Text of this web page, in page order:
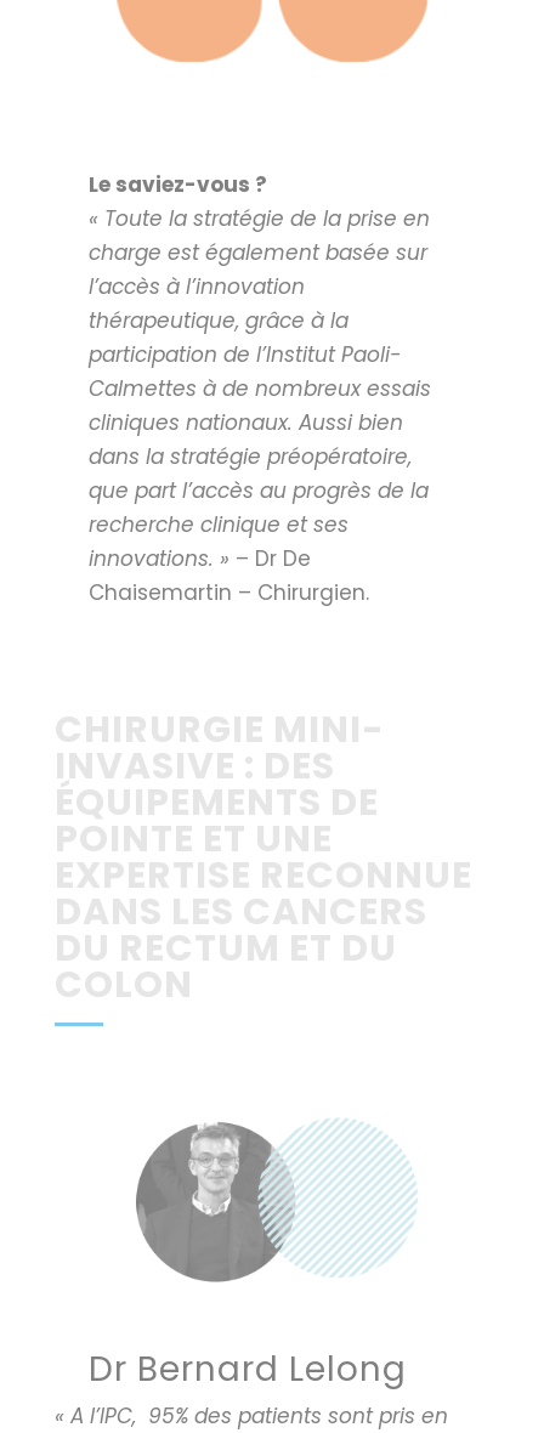
Le saviez-vous ?
« Toute la stratégie de la prise en
charge est également basée sur
l’accès à l’innovation
thérapeutique, grâce à la
participation de l’Institut Paoli-
Calmettes à de nombreux essais
cliniques nationaux. Aussi bien
dans la stratégie préopératoire,
que part l’accès au progrès de la
recherche clinique et ses
innovations. » – Dr De
Chaisemartin – Chirurgien.
CHIRURGIE MINI-
INVASIVE : DES
ÉQUIPEMENTS DE
POINTE ET UNE
EXPERTISE RECONNUE
DANS LES CANCERS
DU RECTUM ET DU
COLON
Dr Bernard Lelong
« A l’IPC, 95% des patients sont pris en